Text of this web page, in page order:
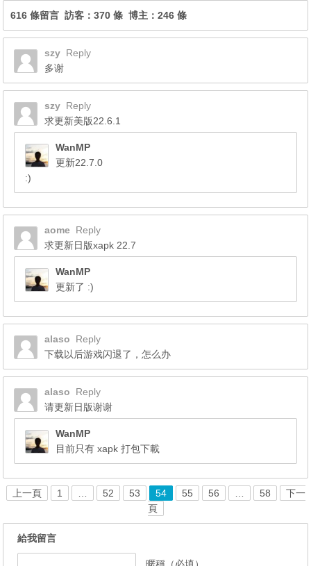
616 條留言 訪客：370 條 博主：246 條
szy Reply
多谢
szy Reply
求更新美版22.6.1
WanMP
更新22.7.0
:)
aome Reply
求更新日版xapk 22.7
WanMP
更新了 :)
alaso
Reply
下载以后游戏闪退了，怎么办
alaso
Reply
请更新日版谢谢
WanMP
目前只有 xapk 打包下載
上一頁 1 52 53 54 55 56 58
下一
頁
給我留言